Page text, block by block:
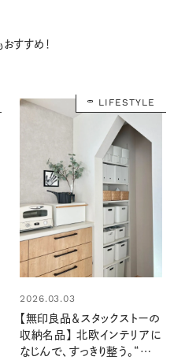
おすすめ！
LIFESTYLE
2026.03.03
【無印良品＆スタックストーの
収納名品】 北欧インテリアに
なじんで、すっきり整う。“見